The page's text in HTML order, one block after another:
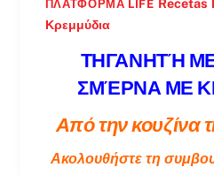
ΠΛΑΤΦΌΡΜΑ LIFE
Κρεμμύδια
ΤΗΓΑΝΗΤΉ
ΣΜΈΡΝΑ ΜΕ
Από την κουζίνα
Ακολουθήστε τη